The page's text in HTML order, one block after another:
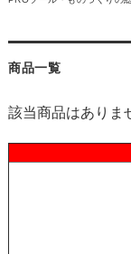
商品一覧
該当商品はありま